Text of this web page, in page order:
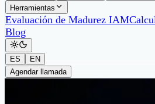
Herramientas
Evaluación de Madurez IAM
Blog
ES
EN
Agendar llamada